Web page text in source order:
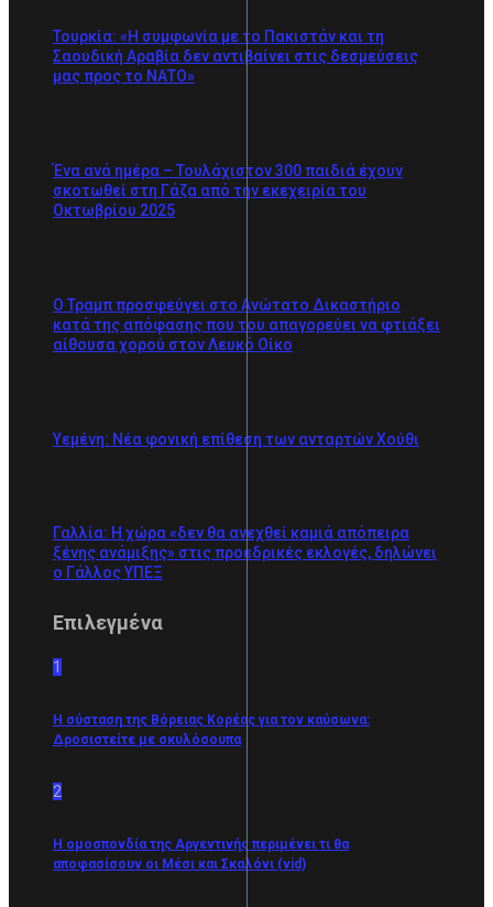
Τουρκία: «Η συμφωνία με το Πακιστάν και τη
Σαουδική Αραβία δεν αντιβαίνει στις δεσμεύσεις
μας προς το ΝΑΤΟ»
Ένα ανά ημέρα – Τουλάχιστον 300 παιδιά έχουν
σκοτωθεί στη Γάζα από την εκεχειρία του
Οκτωβρίου 2025
Ο Τραμπ προσφεύγει στο Ανώτατο Δικαστήριο
κατά της απόφασης που του απαγορεύει να φτιάξει
αίθουσα χορού στον Λευκό Οίκο
Υεμένη: Νέα φονική επίθεση των ανταρτών Χούθι
Γαλλία: Η χώρα «δεν θα ανεχθεί καμιά απόπειρα
ξένης ανάμιξης» στις προεδρικές εκλογές, δηλώνει
ο Γάλλος ΥΠΕΞ
Επιλεγμένα
1
Η σύσταση της Βόρειας Κορέας για τον καύσωνα:
Δροσιστείτε με σκυλόσουπα
2
Η ομοσπονδία της Αργεντινής περιμένει τι θα
αποφασίσουν οι Μέσι και Σκαλόνι (vid)